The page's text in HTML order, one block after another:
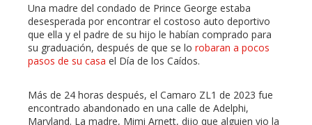
Una madre del condado de Prince George estaba
desesperada por encontrar el costoso auto deportivo
que ella y el padre de su hijo le habían comprado para
su graduación, después de que se lo robaran a pocos
pasos de su casa el Día de los Caídos.
Más de 24 horas después, el Camaro ZL1 de 2023 fue
encontrado abandonado en una calle de Adelphi,
Maryland. La madre, Mimi Arnett, dijo que alguien vio la